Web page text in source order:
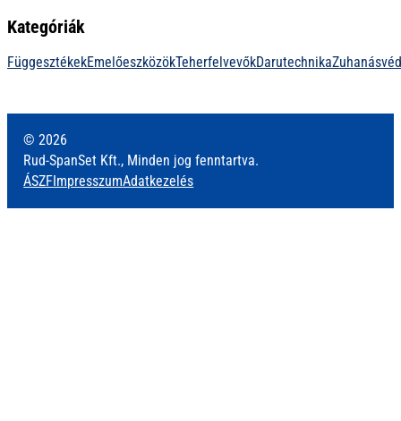
Kategóriák
FüggesztékekEmelőeszközökTeherfelvevőkDarutechnika
© 2026
Rud-SpanSet Kft., Minden jog fenntartva.
ÁSZF ImpresszumAdatkezelés